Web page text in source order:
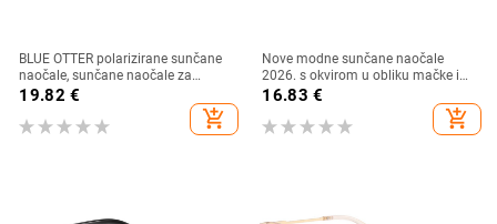
BLUE OTTER polarizirane sunčane
naočale, sunčane naočale za
sportove na otvorenom, sunčane
naočale za plažu, naočale za
ribolov, sunčane naočale za vožnju,
19.82 €
add_shopping_cart
Nove modne sunčane naočale
2026. s okvirom u obliku mačke i
zlatnim rubom - moderne,
16.83 €
add_shopping_cart